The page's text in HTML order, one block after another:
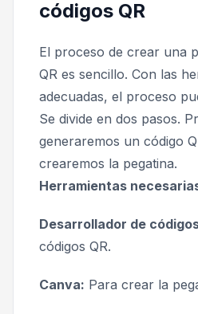
códigos QR
El proceso de crear una
QR es sencillo. Con las
adecuadas, el proceso
Se divide en dos pasos.
generaremos un código
crearemos la pegatina.
Herramientas
Desarrollador de
códigos QR.
Canva: Para crear la